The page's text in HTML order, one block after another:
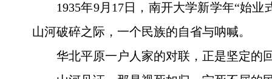
1935年9月17日，南开大学新学年“始
山河破碎之际，一个民族的自省与呐喊。
华北平原一户人家的对联，正是坚定的